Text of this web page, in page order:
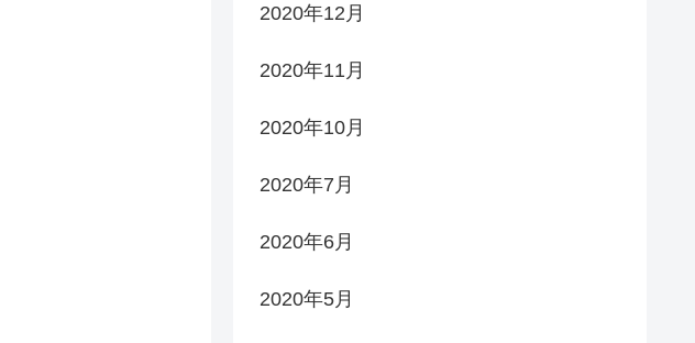
2020年12月
2020年11月
2020年10月
2020年7月
2020年6月
2020年5月